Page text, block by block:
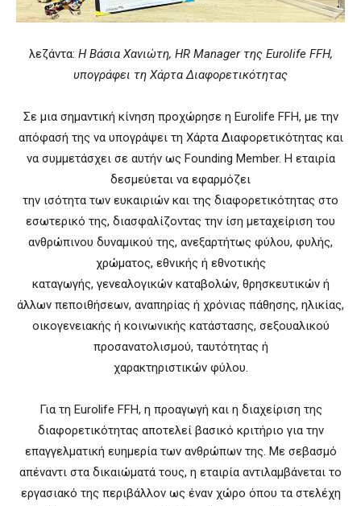
λεζάντα: Η Βάσια Χανιώτη, HR Manager της Eurolife FFH,
υπογράφει τη Χάρτα Διαφορετικότητας
Σε μια σημαντική κίνηση προχώρησε η Eurolife FFH, με την
απόφασή της να υπογράψει τη Χάρτα Διαφορετικότητας και
να συμμετάσχει σε αυτήν ως Founding Member. Η εταιρία
δεσμεύεται να εφαρμόζει
την ισότητα των ευκαιριών και της διαφορετικότητας στο
εσωτερικό της, διασφαλίζοντας την ίση μεταχείριση του
ανθρώπινου δυναμικού της, ανεξαρτήτως φύλου, φυλής,
χρώματος, εθνικής ή εθνοτικής
καταγωγής, γενεαλογικών καταβολών, θρησκευτικών ή
άλλων πεποιθήσεων, αναπηρίας ή χρόνιας πάθησης, ηλικίας,
οικογενειακής ή κοινωνικής κατάστασης, σεξουαλικού
προσανατολισμού, ταυτότητας ή
χαρακτηριστικών φύλου.
Για τη Eurolife FFH, η προαγωγή και η διαχείριση της
διαφορετικότητας αποτελεί βασικό κριτήριο για την
επαγγελματική ευημερία των ανθρώπων της. Με σεβασμό
απέναντι στα δικαιώματά τους, η εταιρία αντιλαμβάνεται το
εργασιακό της περιβάλλον ως έναν χώρο όπου τα στελέχη